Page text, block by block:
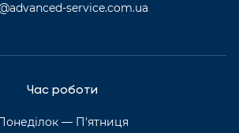
service.com.ua
Час роботи
— П'ятниця